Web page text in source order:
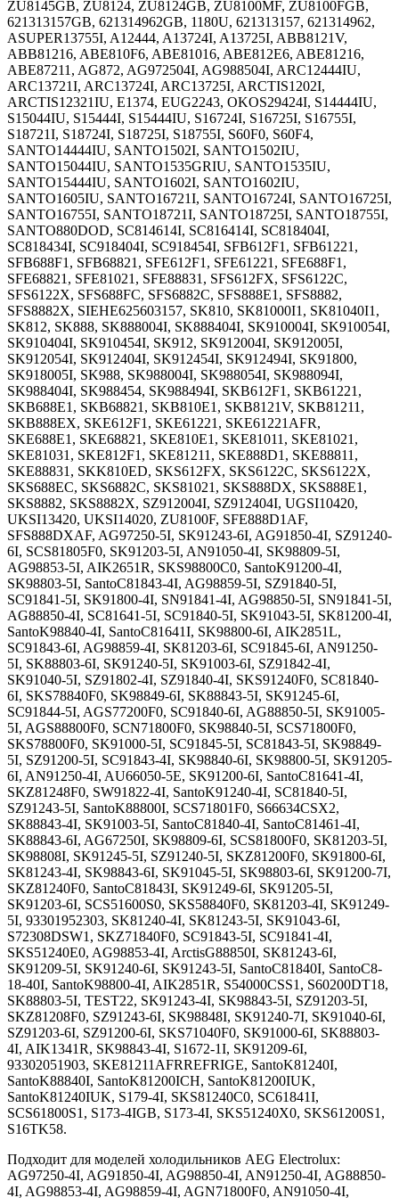
ZU8145GB, ZU8124, ZU8124GB, ZU8100MF, ZU8100FGB,
621313157GB, 621314962GB, 1180U, 621313157, 621314962,
ASUPER13755I, A12444, A13724I, A13725I, ABB8121V,
ABB81216, ABE810F6, ABE81016, ABE812E6, ABE81216,
ABE87211, AG872, AG972504I, AG988504I, ARC12444IU,
ARC13721I, ARC13724I, ARC13725I, ARCTIS1202I,
ARCTIS12321IU, E1374, EUG2243, OKOS29424I, S14444IU,
S15044IU, S15444I, S15444IU, S16724I, S16725I, S16755I,
S18721I, S18724I, S18725I, S18755I, S60F0, S60F4,
SANTO14444IU, SANTO1502I, SANTO1502IU,
SANTO15044IU, SANTO1535GRIU, SANTO1535IU,
SANTO15444IU, SANTO1602I, SANTO1602IU,
SANTO1605IU, SANTO16721I, SANTO16724I, SANTO16725I,
SANTO16755I, SANTO18721I, SANTO18725I, SANTO18755I,
SANTO880DOD, SC814614I, SC816414I, SC818404I,
SC818434I, SC918404I, SC918454I, SFB612F1, SFB61221,
SFB688F1, SFB68821, SFE612F1, SFE61221, SFE688F1,
SFE68821, SFE81021, SFE88831, SFS612FX, SFS6122C,
SFS6122X, SFS688FC, SFS6882C, SFS888E1, SFS8882,
SFS8882X, SIEHE625603157, SK810, SK81000I1, SK81040I1,
SK812, SK888, SK888004I, SK888404I, SK910004I, SK910054I,
SK910404I, SK910454I, SK912, SK912004I, SK912005I,
SK912054I, SK912404I, SK912454I, SK912494I, SK91800,
SK918005I, SK988, SK988004I, SK988054I, SK988094I,
SK988404I, SK988454, SK988494I, SKB612F1, SKB61221,
SKB688E1, SKB68821, SKB810E1, SKB8121V, SKB81211,
SKB888EX, SKE612F1, SKE61221, SKE61221AFR,
SKE688E1, SKE68821, SKE810E1, SKE81011, SKE81021,
SKE81031, SKE812F1, SKE81211, SKE888D1, SKE88811,
SKE88831, SKK810ED, SKS612FX, SKS6122C, SKS6122X,
SKS688EC, SKS6882C, SKS81021, SKS888DX, SKS888E1,
SKS8882, SKS8882X, SZ912004I, SZ912404I, UGSI10420,
UKSI13420, UKSI14020, ZU8100F, SFE888D1AF,
SFS888DXAF, AG97250-5I, SK91243-6I, AG91850-4I, SZ91240-
6I, SCS81805F0, SK91203-5I, AN91050-4I, SK98809-5I,
AG98853-5I, AIK2651R, SKS98800C0, SantoK91200-4I,
SK98803-5I, SantoC81843-4I, AG98859-5I, SZ91840-5I,
SC91841-5I, SK91800-4I, SN91841-4I, AG98850-5I, SN91841-5I,
AG88850-4I, SC81641-5I, SC91840-5I, SK91043-5I, SK81200-4I,
SantoK98840-4I, SantoC81641I, SK98800-6I, AIK2851L,
SC91843-6I, AG98859-4I, SK81203-6I, SC91845-6I, AN91250-
5I, SK88803-6I, SK91240-5I, SK91003-6I, SZ91842-4I,
SK91040-5I, SZ91802-4I, SZ91840-4I, SKS91240F0, SC81840-
6I, SKS78840F0, SK98849-6I, SK88843-5I, SK91245-6I,
SC91844-5I, AGS77200F0, SC91840-6I, AG88850-5I, SK91005-
5I, AGS88800F0, SCN71800F0, SK98840-5I, SCS71800F0,
SKS78800F0, SK91000-5I, SC91845-5I, SC81843-5I, SK98849-
5I, SZ91200-5I, SC91843-4I, SK98840-6I, SK98800-5I, SK91205-
6I, AN91250-4I, AU66050-5E, SK91200-6I, SantoC81641-4I,
SKZ81248F0, SW91822-4I, SantoK91240-4I, SC81840-5I,
SZ91243-5I, SantoK88800I, SCS71801F0, S66634CSX2,
SK88843-4I, SK91003-5I, SantoC81840-4I, SantoC81461-4I,
SK88843-6I, AG67250I, SK98809-6I, SCS81800F0, SK81203-5I,
SK98808I, SK91245-5I, SZ91240-5I, SKZ81200F0, SK91800-6I,
SK81243-4I, SK98843-6I, SK91045-5I, SK98803-6I, SK91200-7I,
SKZ81240F0, SantoC81843I, SK91249-6I, SK91205-5I,
SK91203-6I, SCS51600S0, SKS58840F0, SK81203-4I, SK91249-
5I, 93301952303, SK81240-4I, SK81243-5I, SK91043-6I,
S72308DSW1, SKZ71840F0, SC91843-5I, SC91841-4I,
SKS51240E0, AG98853-4I, ArctisG88850I, SK81243-6I,
SK91209-5I, SK91240-6I, SK91243-5I, SantoC81840I, SantoC8-
18-40I, SantoK98800-4I, AIK2851R, S54000CSS1, S60200DT18,
SK88803-5I, TEST22, SK91243-4I, SK98843-5I, SZ91203-5I,
SKZ81208F0, SZ91243-6I, SK98848I, SK91240-7I, SK91040-6I,
SZ91203-6I, SZ91200-6I, SKS71040F0, SK91000-6I, SK88803-
4I, AIK1341R, SK98843-4I, S1672-1I, SK91209-6I,
93302051903, SKE81211AFRREFRIGE, SantoK81240I,
SantoK88840I, SantoK81200ICH, SantoK81200IUK,
SantoK81240IUK, S179-4I, SKS81240C0, SC61841I,
SCS61800S1, S173-4IGB, S173-4I, SKS51240X0, SKS61200S1,
S16TK58.
Подходит для моделей холодильников AEG Electrolux:
AG97250-4I, AG91850-4I, AG98850-4I, AN91250-4I, AG88850-
4I, AG98853-4I, AG98859-4I, AGN71800F0, AN91050-4I,